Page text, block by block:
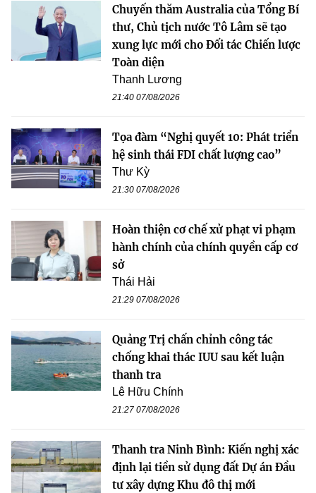
Chuyến thăm Australia của Tổng Bí
thư, Chủ tịch nước Tô Lâm sẽ tạo
xung lực mới cho Đối tác Chiến lược
Toàn diện
Thanh Lương
21:40 07/08/2026
Tọa đàm “Nghị quyết 10: Phát triển
hệ sinh thái FDI chất lượng cao”
Thư Kỳ
21:30 07/08/2026
Hoàn thiện cơ chế xử phạt vi phạm
hành chính của chính quyền cấp cơ
sở
Thái Hải
21:29 07/08/2026
Quảng Trị chấn chỉnh công tác
chống khai thác IUU sau kết luận
thanh tra
Lê Hữu Chính
21:27 07/08/2026
Thanh tra Ninh Bình: Kiến nghị xác
định lại tiền sử dụng đất Dự án Đầu
tư xây dựng Khu đô thị mới